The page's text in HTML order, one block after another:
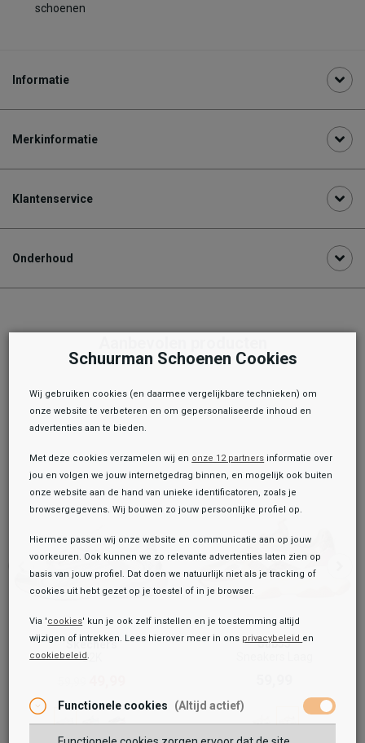
Sneakers Laag
59,99
44,99
schoenen
Informatie
Merkinformatie
Klantenservice
Onderhoud
Skechers
S2K
Sub55
Toegevoegd aan je winkeltas!
Schuurman Schoenen Cookies
Wij gebruiken cookies (en daarmee vergelijkbare technieken) om
onze website te verbeteren en om gepersonaliseerde inhoud en
advertenties aan te bieden.
Met deze cookies verzamelen wij en onze 12 partners informatie over
jou en volgen we jouw internetgedrag binnen, en mogelijk ook buiten
onze website aan de hand van unieke identificatoren, zoals je
browsergegevens. Wij bouwen zo jouw persoonlijke profiel op.
Hiermee passen wij onze website en communicatie aan op jouw
voorkeuren. Ook kunnen we zo relevante advertenties laten zien op
basis van jouw profiel. Dat doen we natuurlijk niet als je tracking of
cookies uit hebt gezet op je toestel of in je browser.
Via 'cookies' kun je ook zelf instellen en je toestemming altijd
wijzigen of intrekken. Lees hierover meer in ons privacybeleid en
cookiebeleid.
Functionele cookies (Altijd actief)